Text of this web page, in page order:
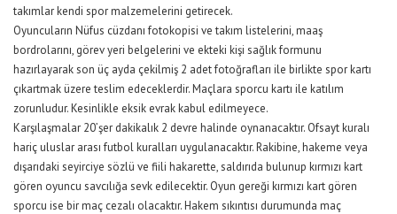
takımlar kendi spor malzemelerini getirecek.
Oyuncuların Nüfus cüzdanı fotokopisi ve takım listelerini, maaş
bordrolarını, görev yeri belgelerini ve ekteki kişi sağlık formunu
hazırlayarak son üç ayda çekilmiş 2 adet fotoğrafları ile birlikte spor kartı
çıkartmak üzere teslim edeceklerdir. Maçlara sporcu kartı ile katılım
zorunludur. Kesinlikle eksik evrak kabul edilmeyece.
Karşılaşmalar 20’şer dakikalık 2 devre halinde oynanacaktır. Ofsayt kuralı
hariç uluslar arası futbol kuralları uygulanacaktır. Rakibine, hakeme veya
dışarıdaki seyirciye sözlü ve fiili hakarette, saldırıda bulunup kırmızı kart
gören oyuncu savcılığa sevk edilecektir. Oyun gereği kırmızı kart gören
sporcu ise bir maç cezalı olacaktır. Hakem sıkıntısı durumunda maç